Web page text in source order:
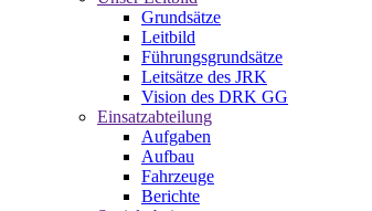
Grundsätze
Leitbild
Führungsgrundsätze
Leitsätze des JRK
Vision des DRK GG
Einsatzabteilung
Aufgaben
Aufbau
Fahrzeuge
Berichte